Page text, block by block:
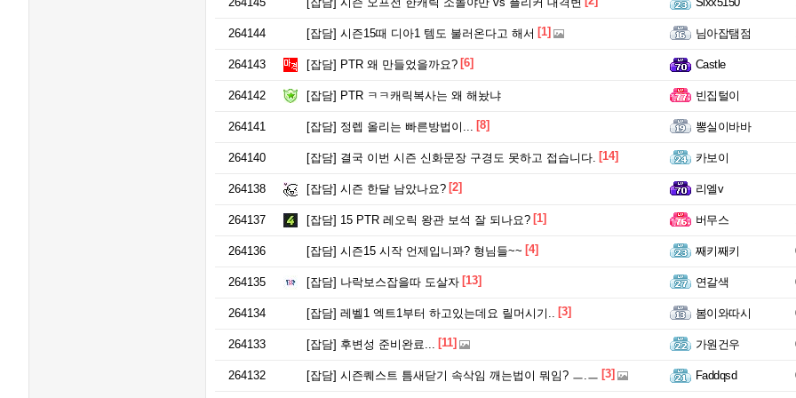
264144 [잡담] 시즌15때 디아1 템도 불러온다고 해서 [1] 님아잡탬점
264143 [잡담] PTR 왜 만들었을까요? [6] Castle
264142 [잡담] PTR ㅋㅋ캐릭복사는 왜 해놨냐 빈집털이
264141 [잡담] 정렙 올리는 빠른방법이... [8] 뽕실이바바
264140 [잡담] 결국 이번 시즌 신화문장 구경도 못하고 접습니다. [14] 카보이
264138 [잡담] 시즌 한달 남았나요? [2] 리엘v
264137 [잡담] 15 PTR 레오릭 왕관 보석 잘 되나요? [1] 버무스
264136 [잡담] 시즌15 시작 언제입니꽈? 형님들~~ [4] 째키째키
264135 [잡담] 나락보스잡을따 도살자 [13] 연갈색
264134 [잡담] 레벨1 엑트1부터 하고있는데요 릴머시기.. [3] 봄이와따시
264133 [잡담] 후변성 준비완료... [11] 가원건우
264132 [잡담] 시즌퀘스트 틈새닫기 속삭임 깨는법이 뭐임? ㅡ.ㅡ [3] Faddqsd